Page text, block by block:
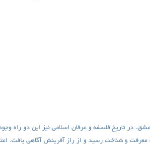
در تاریخ فلسفه و عرفان اسلامی نیز این دو راه
و شناخت رسید و از راز آفرینش آگاهی یافت.